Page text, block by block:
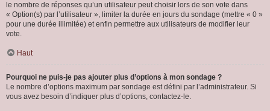
le nombre de réponses qu’un utilisateur peut choisir lors de son vote dans
« Option(s) par l’utilisateur », limiter la durée en jours du sondage (mettre « 0 »
pour une durée illimitée) et enfin permettre aux utilisateurs de modifier leur
vote.
Haut
Pourquoi ne puis-je pas ajouter plus d’options à mon sondage ?
Le nombre d’options maximum par sondage est défini par l’administrateur. Si
vous avez besoin d’indiquer plus d’options, contactez-le.